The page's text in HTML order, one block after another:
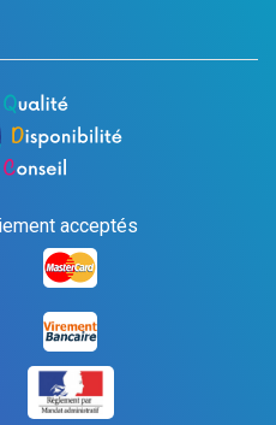
acceptés